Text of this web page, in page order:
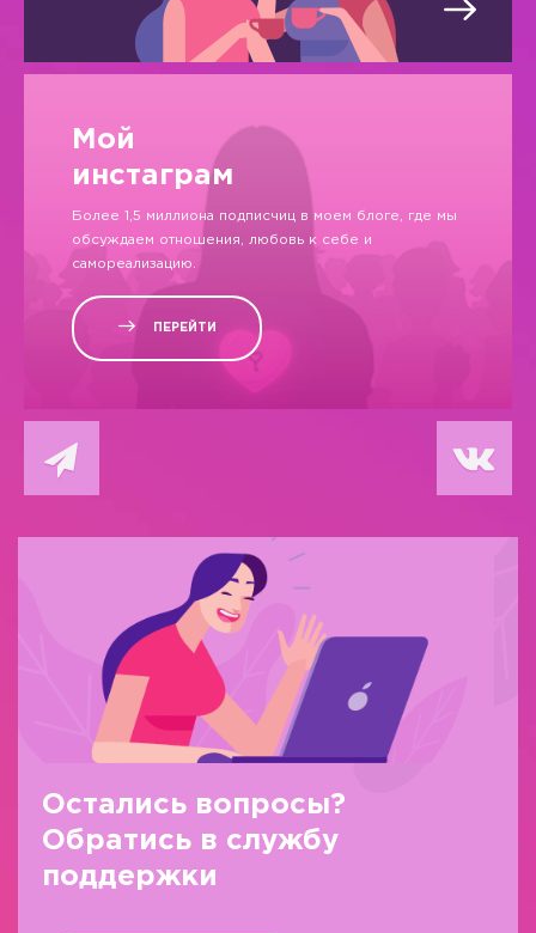
Мой
инстаграм
Более 1,5 миллиона подписчиц в моем блоге, где мы
обсуждаем отношения, любовь к себе и
самореализацию.
ПЕРЕЙТИ
Остались вопросы?
Обратись в службу
поддержки